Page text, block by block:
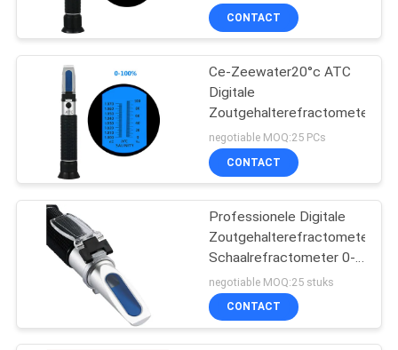
van de
Zoutgehaltemeter
CONTACT
Ce-Zeewater20°c ATC
Digitale
Zoutgehalterefractometer
negotiable MOQ:25 PCs
CONTACT
Professionele Digitale
Zoutgehalterefractometer/
Schaalrefractometer 0-
32% Brix
negotiable MOQ:25 stuks
CONTACT